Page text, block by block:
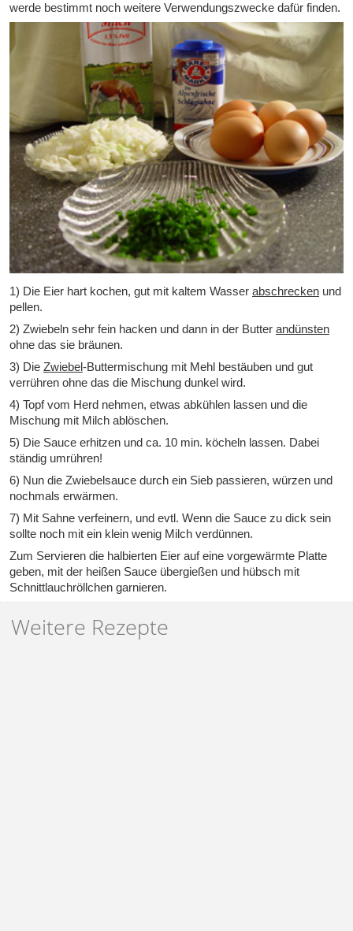
werde bestimmt noch weitere Verwendungszwecke dafür finden.
1) Die Eier hart kochen, gut mit kaltem Wasser abschrecken und
pellen.
2) Zwiebeln sehr fein hacken und dann in der Butter andünsten
ohne das sie bräunen.
3) Die Zwiebel-Buttermischung mit Mehl bestäuben und gut
verrühren ohne das die Mischung dunkel wird.
4) Topf vom Herd nehmen, etwas abkühlen lassen und die
Mischung mit Milch ablöschen.
5) Die Sauce erhitzen und ca. 10 min. köcheln lassen. Dabei
ständig umrühren!
6) Nun die Zwiebelsauce durch ein Sieb passieren, würzen und
nochmals erwärmen.
7) Mit Sahne verfeinern, und evtl. Wenn die Sauce zu dick sein
sollte noch mit ein klein wenig Milch verdünnen.
Zum Servieren die halbierten Eier auf eine vorgewärmte Platte
geben, mit der heißen Sauce übergießen und hübsch mit
Schnittlauchröllchen garnieren.
Weitere Rezepte